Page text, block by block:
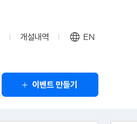
개설내역 EN
이벤트 만들기